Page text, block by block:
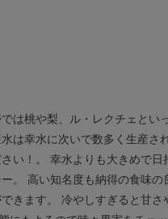
は桃や梨、ル・レクチェとい
は幸水に次いで数多く生産さ
い！。 幸水よりも大きめで日
。 高い知名度も納得の食味の
きます。 冷やしすぎると甘さ